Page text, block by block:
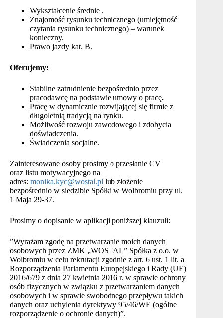
Wykształcenie średnie .
Znajomość rysunku technicznego (umiejętność
czytania rysunku technicznego) – warunek
konieczny.
Prawo jazdy kat. B.
Oferujemy:
Stabilne zatrudnienie bezpośrednio przez
pracodawcę na podstawie umowy o pracę.
Pracę w dynamicznie rozwijającej się firmie z
długoletnią tradycją na rynku.
Możliwość rozwoju zawodowego i zdobycia
doświadczenia.
Świadczenia socjalne.
Zainteresowane osoby prosimy o przesłanie CV
oraz listu motywacyjnego na
adres: monika.kyc@wostal.pl lub złożenie
bezpośrednio w siedzibie Spółki w Wolbromiu przy ul.
1 Maja 29-37.
Prosimy o dopisanie w aplikacji poniższej klauzuli:
”Wyrażam zgodę na przetwarzanie moich danych
osobowych przez ZMK „WOSTAL” Spółka z o.o. w
Wolbromiu w celu rekrutacji zgodnie z art. 6 ust. 1 lit. a
Rozporządzenia Parlamentu Europejskiego i Rady (UE)
2016/679 z dnia 27 kwietnia 2016 r. w sprawie ochrony
osób fizycznych w związku z przetwarzaniem danych
osobowych i w sprawie swobodnego przepływu takich
danych oraz uchylenia dyrektywy 95/46/WE (ogólne
rozporządzenie o ochronie danych)”.